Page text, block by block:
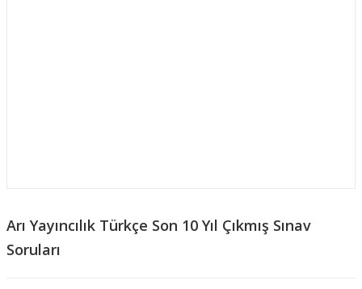
​​Arı Yayıncılık Türkçe Son 10 Yıl Çıkmış Sınav
Soruları